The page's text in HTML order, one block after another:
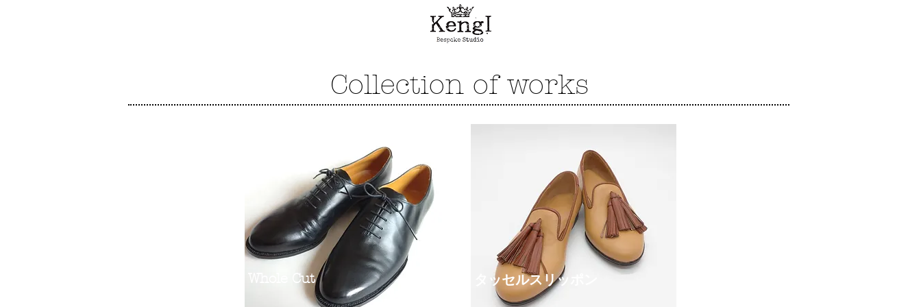
Collection of works
Whole Cut タッセルスリッポン